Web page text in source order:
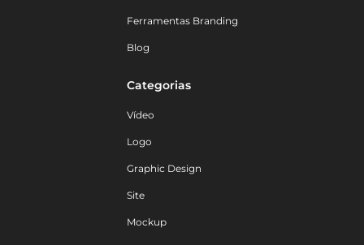
Ferramentas Branding
Blog
Categorias
Vídeo
Logo
Graphic Design
Site
Mockup